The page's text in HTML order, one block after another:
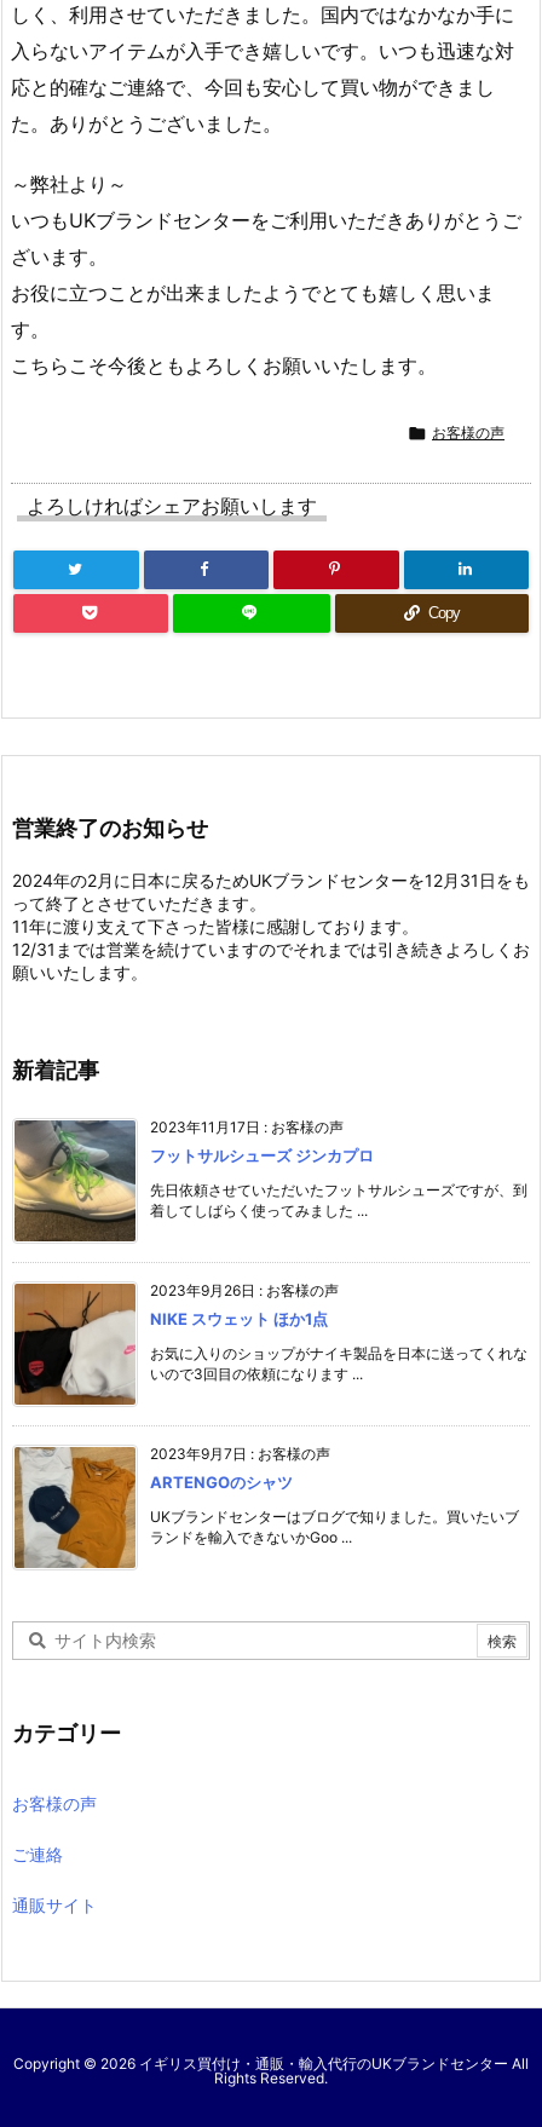
しく、利用させていただきました。国内ではなかなか手に
入らないアイテムが入手でき嬉しいです。いつも迅速な対
応と的確なご連絡で、今回も安心して買い物ができまし
た。ありがとうございました。
～弊社より～
いつもUKブランドセンターをご利用いただきありがとうご
ざいます。
お役に立つことが出来ましたようでとても嬉しく思いま
す。
こちらこそ今後ともよろしくお願いいたします。
 お客様の声
よろしければシェアお願いします
Copy
営業終了のお知らせ
2024年の2月に日本に戻るためUKブランドセンターを12月31日をも
って終了とさせていただきます。
11年に渡り支えて下さった皆様に感謝しております。
12/31までは営業を続けていますのでそれまでは引き続きよろしくお
願いいたします。
新着記事
2023年11月17日 : お客様の声
フットサルシューズ ジンカプロ
先日依頼させていただいたフットサルシューズですが、到
着してしばらく使ってみました ...
2023年9月26日 : お客様の声
NIKE スウェット ほか1点
お気に入りのショップがナイキ製品を日本に送ってくれな
いので3回目の依頼になります ...
2023年9月7日 : お客様の声
ARTENGOのシャツ
UKブランドセンターはブログで知りました。買いたいブ
ランドを輸入できないかGoo ...
カテゴリー
お客様の声
ご連絡
通販サイト
Copyright © 2026 イギリス買付け・通販・輸入代行のUKブランドセンター All
Rights Reserved.